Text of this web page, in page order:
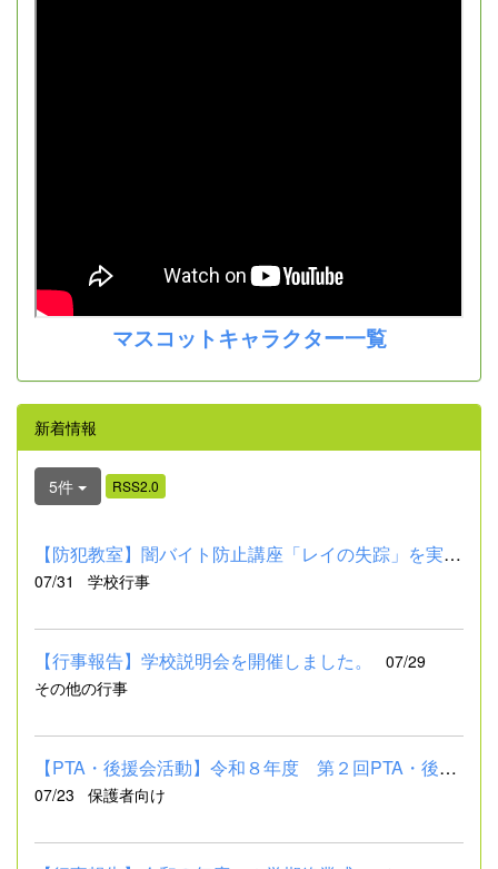
マスコットキャラクター一覧
新着情報
5件 RSS2.0
【防犯教室】闇バイト防止講座「レイの失踪」を実施しました。
07/31 学校行事
【行事報告】学校説明会を開催しました。
07/29
その他の行事
【PTA・後援会活動】令和８年度 第２回PTA・後援会評議員会のご報告
07/23 保護者向け